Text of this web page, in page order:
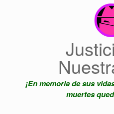
¡En memoria de sus
muertes